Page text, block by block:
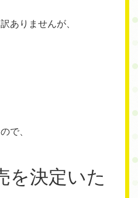
ありませんが、
で、
を決定いた